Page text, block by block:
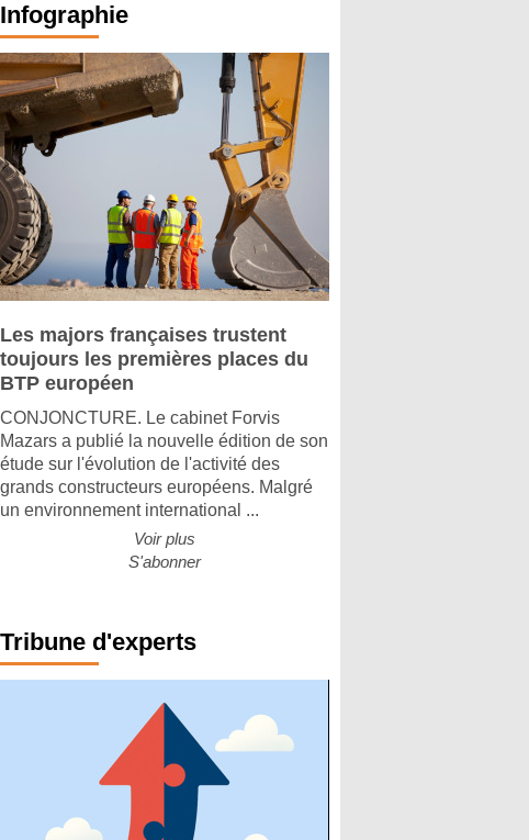
Infographie
Les majors françaises trustent
toujours les premières places du
BTP européen
CONJONCTURE. Le cabinet Forvis
Mazars a publié la nouvelle édition de son
étude sur l'évolution de l'activité des
grands constructeurs européens. Malgré
un environnement international ...
Voir plus
S'abonner
Tribune d'experts